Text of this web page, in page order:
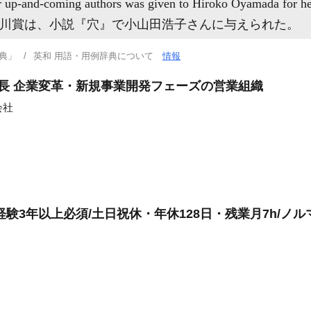
and-coming authors was given to Hiroko Oyamada for
賞は、小説『穴』で小山田浩子さんに与えられた。
」 英和 用語・用例辞典について情報
企業変革・新規事業開発フェーズの営業組織
社
3年以上必須/土日祝休・年休128日・残業月7h/ノル